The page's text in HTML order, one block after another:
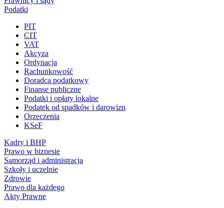
Podatki
PIT
CIT
VAT
Akcyza
Ordynacja
Rachunkowość
Doradca podatkowy
Finanse publiczne
Podatki i opłaty lokalne
Podatek od spadków i darowizn
Orzeczenia
KSeF
Kadry i BHP
Prawo w biznesie
Samorząd i administracja
Szkoły i uczelnie
Zdrowie
Prawo dla każdego
Akty Prawne